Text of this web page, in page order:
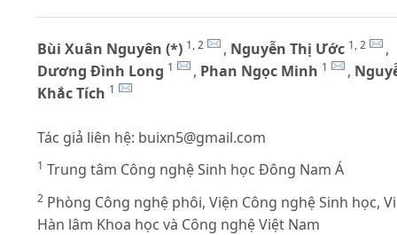
Bùi Xuân Nguyên (*) 1, 2 , Nguyễn Thị Ước 1, 2
,
Dương Đình Long 1 , Phan Ngọc Minh 1 ,
Khắc Tích 1
Tác giả liên hệ: buixn5@gmail.com
1 Trung tâm Công nghệ Sinh học Đông Nam Á
2 Phòng Công nghệ phôi, Viện Công nghệ Sinh học,
Hàn lâm Khoa học và Công nghệ Việt Nam